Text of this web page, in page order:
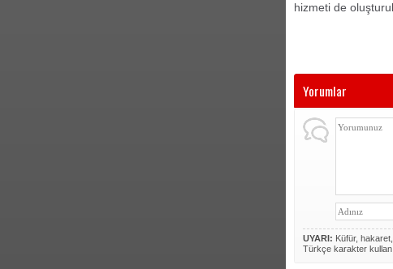
hizmeti de
Yorumlar
UYARI: Küfür,
Türkçe karakter